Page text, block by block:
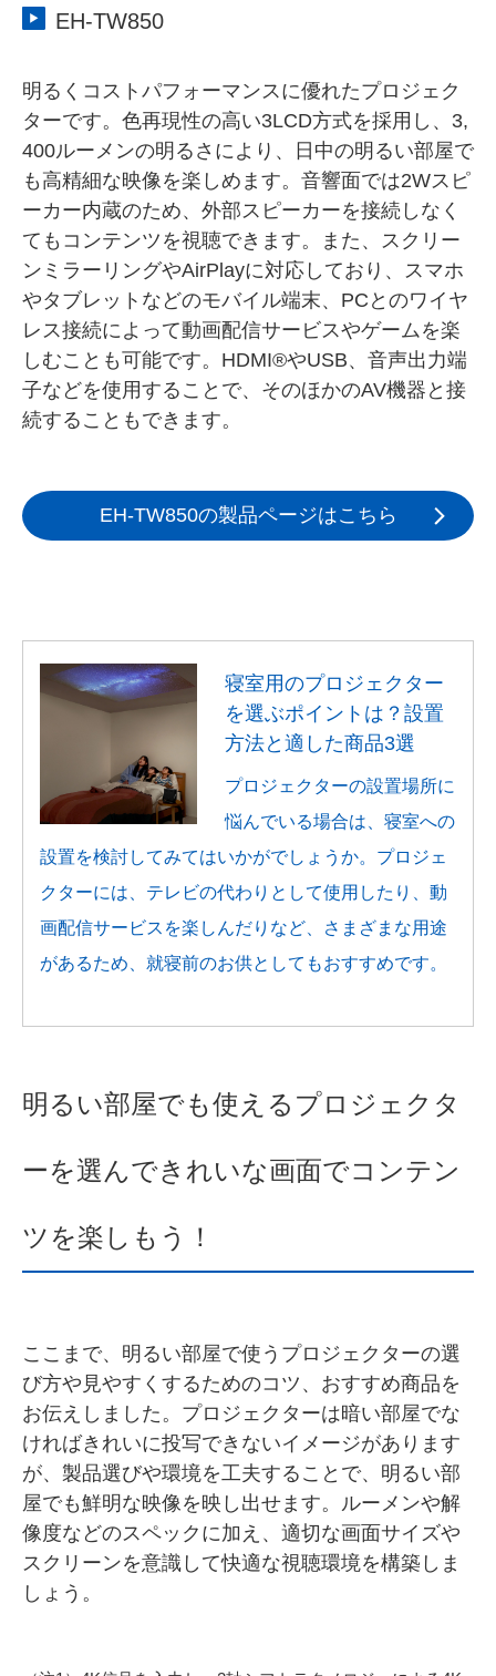
EH-TW850
明るくコストパフォーマンスに優れたプロジェク
ターです。色再現性の高い3LCD方式を採用し、3,
400ルーメンの明るさにより、日中の明るい部屋で
も高精細な映像を楽しめます。音響面では2Wスピ
ーカー内蔵のため、外部スピーカーを接続しなく
てもコンテンツを視聴できます。また、スクリー
ンミラーリングやAirPlayに対応しており、スマホ
やタブレットなどのモバイル端末、PCとのワイヤ
レス接続によって動画配信サービスやゲームを楽
しむことも可能です。HDMI®やUSB、音声出力端
子などを使用することで、そのほかのAV機器と接
続することもできます。
EH-TW850の製品ページはこちら
寝室用のプロジェクター
を選ぶポイントは？設置
方法と適した商品3選
プロジェクターの設置場所に
悩んでいる場合は、寝室への
設置を検討してみてはいかがでしょうか。プロジェ
クターには、テレビの代わりとして使用したり、動
画配信サービスを楽しんだりなど、さまざまな用途
があるため、就寝前のお供としてもおすすめです。
明るい部屋でも使えるプロジェクタ
ーを選んできれいな画面でコンテン
ツを楽しもう！
ここまで、明るい部屋で使うプロジェクターの選
び方や見やすくするためのコツ、おすすめ商品を
お伝えしました。プロジェクターは暗い部屋でな
ければきれいに投写できないイメージがあります
が、製品選びや環境を工夫することで、明るい部
屋でも鮮明な映像を映し出せます。ルーメンや解
像度などのスペックに加え、適切な画面サイズや
スクリーンを意識して快適な視聴環境を構築しま
しょう。